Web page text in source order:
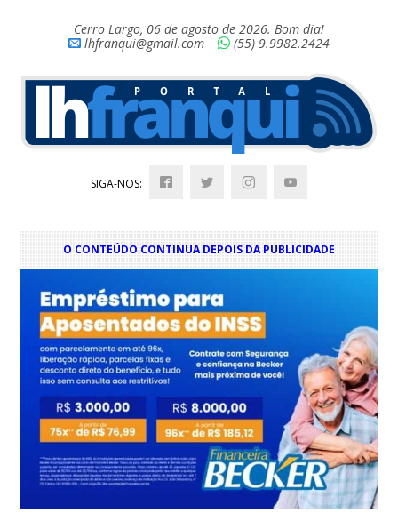
Cerro Largo, 06 de agosto de 2026. Bom dia!
lhfranqui@gmail.com
(55) 9.9982.2424
SIGA-NOS:
O CONTEÚDO CONTINUA DEPOIS DA PUBLICIDADE